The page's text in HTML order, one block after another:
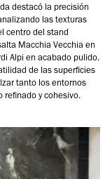
destacó la precisión
las texturas
centro del stand
Macchia Vecchia en
Alpi en acabado pulido.
de las superficies
tanto los entornos
refinado y cohesivo.